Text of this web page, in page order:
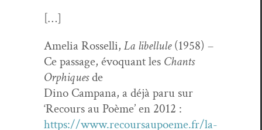
[…]
Amelia Rossel­li, La libel­lule(1958) –
Ce pas­sage, évo­quant les Chants
Orphiquesde
Dino Cam­pana, a déjà paru sur
‘Recours au Poème’ en 2012 :
https://www.recoursaupoeme.fr/la-